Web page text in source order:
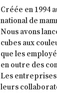
Créée en 1994
national de
Nous avons
cubes aux
que les
en outre des
Les entreprises
leurs